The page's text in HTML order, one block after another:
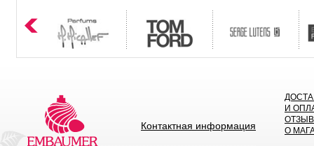
Контактная информация
И
О